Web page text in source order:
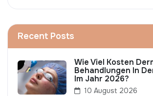
Recent Posts
Wie Viel Kosten
Behandlungen In
Im Jahr 2026?
10 August 2026